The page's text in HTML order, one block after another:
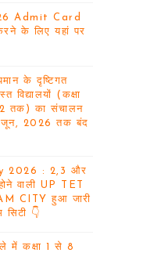
Admit Card
के लिए यहां पर
के दृष्टिगत
विद्यालयों (कक्षा
12 तक) का संचालन
जून, 2026 तक बंद
2026 : 2,3 और
वाली UP TET
CITY हुआ जारी
👇
में कक्षा 1 से 8